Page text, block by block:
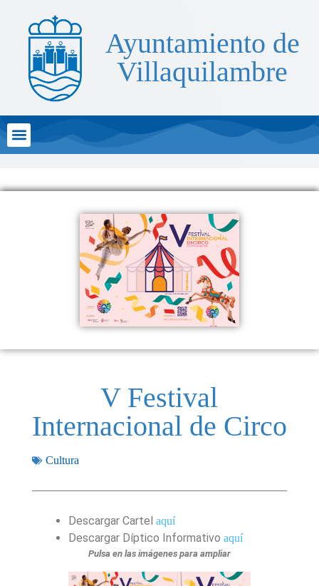
Ayuntamiento de
Villaquilambre
V Festival
Internacional de Circo
Cultura
Descargar Cartel aquí
Descargar Díptico Informativo aquí
Pulsa en las imágenes para ampliar